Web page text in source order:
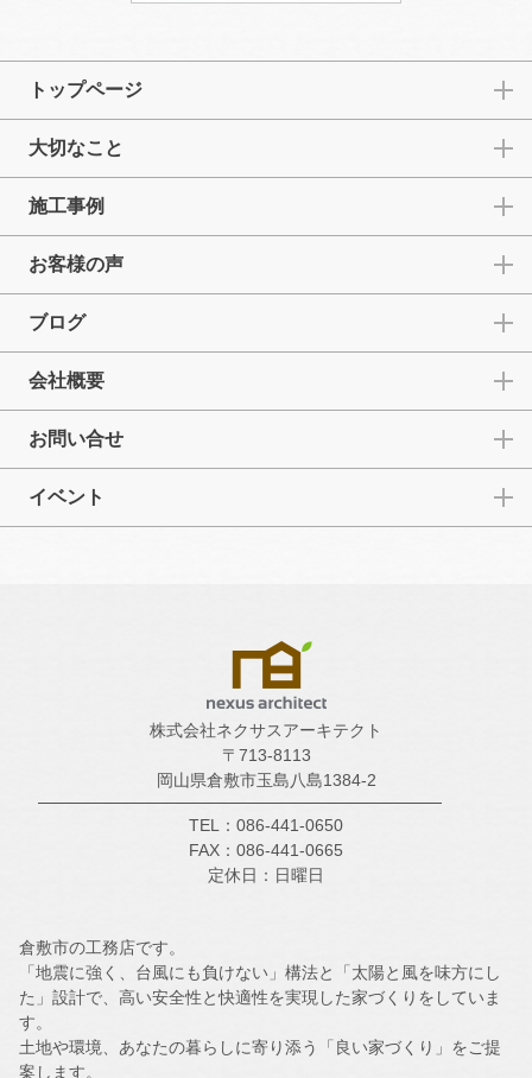
トップページ
大切なこと
施工事例
お客様の声
ブログ
会社概要
お問い合せ
イベント
株式会社ネクサスアーキテクト
〒713-8113
岡山県倉敷市玉島八島1384-2
TEL：086-441-0650
FAX：086-441-0665
定休日：日曜日
倉敷市の工務店です。
「地震に強く、台風にも負けない」構法と「太陽と風を味方にし
た」設計で、高い安全性と快適性を実現した家づくりをしていま
す。
土地や環境、あなたの暮らしに寄り添う「良い家づくり」をご提
案します。